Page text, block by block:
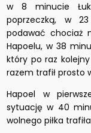
w 8 minucie
poprzeczką, w
podawać chociaż
Hapoelu, w 38
który po raz
razem trafił prosto
Hapoel w
sytuację w 40
wolnego piłka